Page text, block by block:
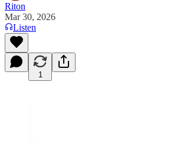
Riton
Mar 30, 2026
Listen
1